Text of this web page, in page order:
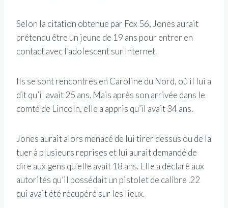
Selon la citation obtenue par Fox 56, Jones aurait
prétendu être un jeune de 19 ans pour entrer en
contact avec l’adolescent sur Internet.
Ils se sont rencontrés en Caroline du Nord, où il lui a
dit qu’il avait 25 ans. Mais après son arrivée dans le
comté de Lincoln, elle a appris qu’il avait 34 ans.
Jones aurait alors menacé de lui tirer dessus ou de la
tuer à plusieurs reprises et lui aurait demandé de
dire aux gens qu’elle avait 18 ans. Elle a déclaré aux
autorités qu’il possédait un pistolet de calibre .22
qui avait été récupéré sur les lieux.